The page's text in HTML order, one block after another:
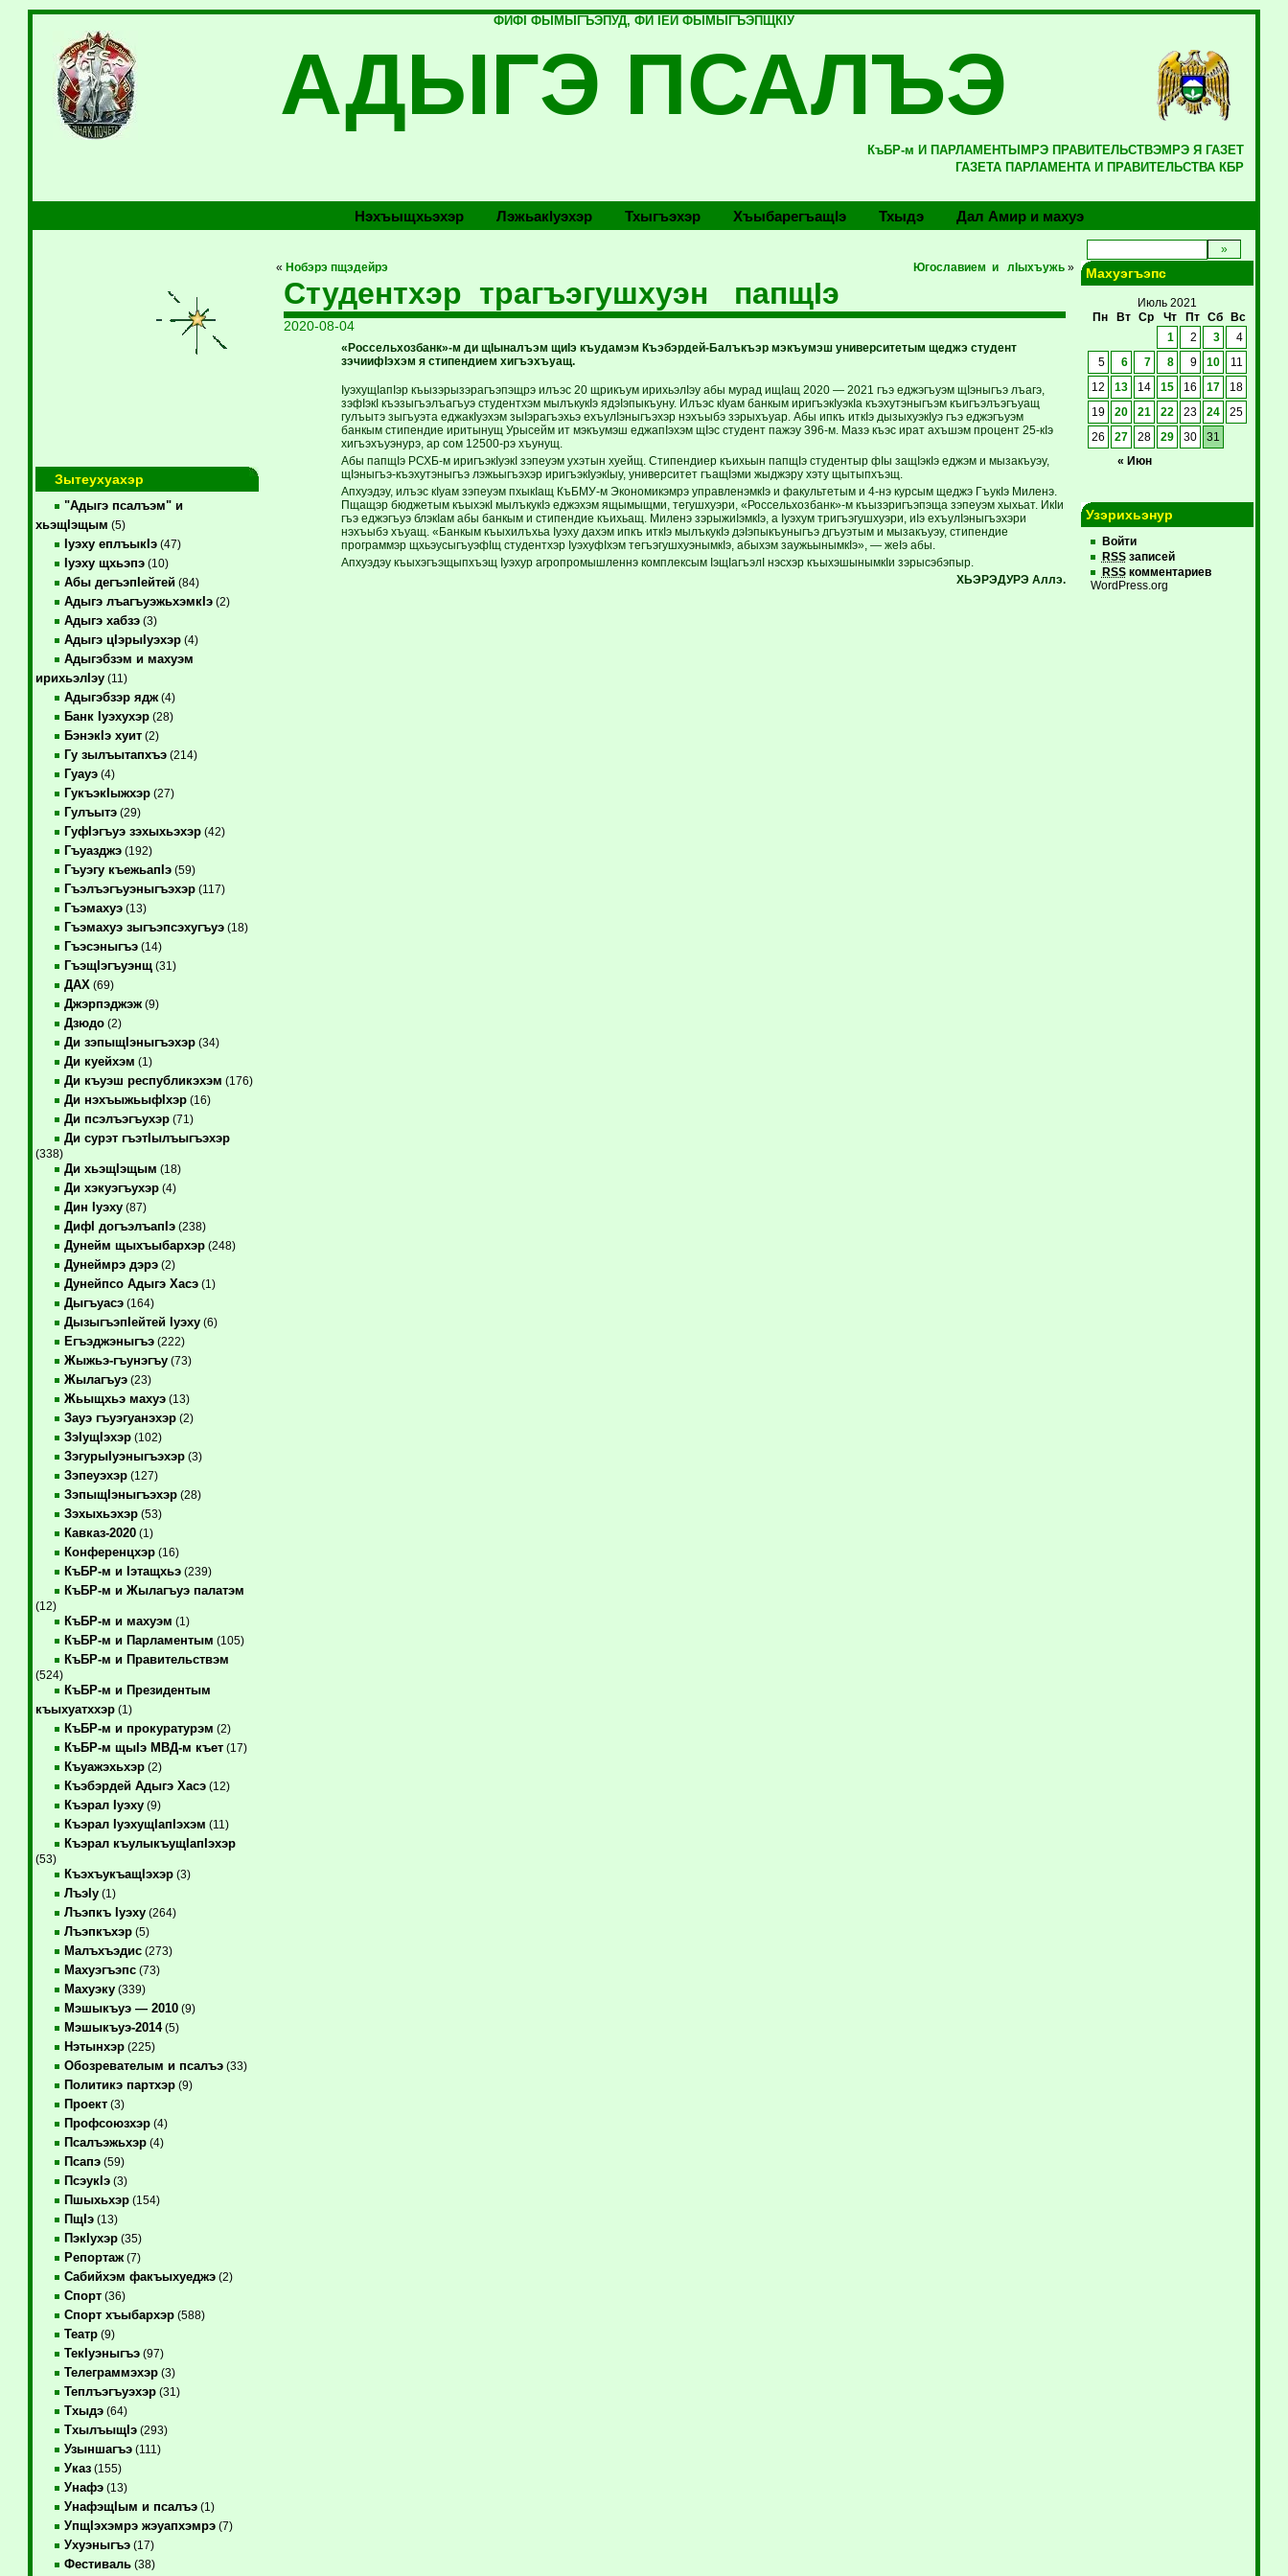
ФИФI ФЫМЫГЪЭПУД, ФИ IЕЙ ФЫМЫГЪЭПЩКIУ
АДЫГЭ ПСАЛЪЭ
КъБР-м И ПАРЛАМЕНТЫМРЭ ПРАВИТЕЛЬСТВЭМРЭ Я ГАЗЕТ
ГАЗЕТА ПАРЛАМЕНТА И ПРАВИТЕЛЬСТВА КБР
Нэхъыщхьэхэр Лэжьакlуэхэр Тхыгъэхэр Хъыбарегъащlэ Тхыдэ Дал Амир и махуэ
Зытеухуахэр
"Адыгэ псалъэм" и
хьэщIэщым (5)
Iуэху еплъыкIэ(47)
Iуэху щхьэпэ(10)
Абы дегъэпIейтей(84)
Адыгэ лъагъуэжьхэмкIэ(2)
Адыгэ хабзэ(3)
Адыгэ цIэрыIуэхэр(4)
Адыгэбзэм и махуэм
ирихьэлIэу(11)
Адыгэбзэр ядж(4)
Банк Iуэхухэр(28)
БэнэкIэ хуит(2)
Гу зылъытапхъэ(214)
Гуауэ(4)
ГукъэкIыжхэр(27)
Гулъытэ(29)
ГуфIэгъуэ зэхыхьэхэр(42)
Гъуазджэ(192)
Гъуэгу къежьапIэ(59)
Гъэлъэгъуэныгъэхэр(117)
Гъэмахуэ(13)
Гъэмахуэ зыгъэпсэхугъуэ(18)
Гъэсэныгъэ(14)
ГъэщIэгъуэнщ(31)
ДАХ (69)
Джэрпэджэж(9)
Дзюдо(2)
Ди зэпыщIэныгъэхэр(34)
Ди куейхэм (1)
Ди къуэш республикэхэм (176)
Ди нэхъыжьыфIхэр(16)
Ди псэлъэгъухэр(71)
Ди сурэт гъэтIылъыгъэхэр
(338)
Ди хьэщIэщым (18)
Ди хэкуэгъухэр(4)
Дин Iуэху(87)
ДифI догъэлъапIэ(238)
Дунейм щыхъыбархэр(248)
Дунеймрэ дэрэ(2)
Дунейпсо Адыгэ Хасэ(1)
Дыгъуасэ(164)
ДызыгъэпIейтей Iуэху(6)
Егъэджэныгъэ(222)
Жыжьэ-гъунэгъу(73)
Жылагъуэ(23)
Жьыщхьэ махуэ(13)
Зауэ гъуэгуанэхэр(2)
ЗэIущIэхэр(102)
ЗэгурыIуэныгъэхэр(3)
Зэпеуэхэр(127)
ЗэпыщIэныгъэхэр(28)
Зэхыхьэхэр(53)
Кавказ-2020(1)
Конференцхэр(16)
КъБР-м и Iэтащхьэ(239)
КъБР-м и Жылагъуэ палатэм
(12)
КъБР-м и махуэм (1)
КъБР-м и Парламентым (105)
КъБР-м и Правительствэм
(524)
КъБР-м и Президентым
къыхуатххэр(1)
КъБР-м и прокуратурэм (2)
КъБР-м щыIэ МВД-м къет(17)
Къуажэхьхэр(2)
Къэбэрдей Адыгэ Хасэ(12)
Къэрал Iуэху(9)
Къэрал IуэхущIапIэхэм (11)
Къэрал къулыкъущIапIэхэр
(53)
КъэхъукъащIэхэр(3)
ЛъэIу(1)
Лъэпкъ Iуэху(264)
Лъэпкъхэр(5)
Малъхъэдис(273)
Махуэгъэпс(73)
Махуэку(339)
Мэшыкъуэ — 2010(9)
Мэшыкъуэ-2014(5)
Нэтынхэр(225)
Обозревателым и псалъэ(33)
Политикэ партхэр(9)
Проект(3)
Профсоюзхэр(4)
Псалъэжьхэр(4)
Псапэ(59)
ПсэукIэ(3)
Пшыхьхэр(154)
ПщIэ(13)
ПэкIухэр(35)
Репортаж(7)
Сабийхэм факъыхуеджэ(2)
Спорт(36)
Спорт хъыбархэр(588)
Театр(9)
ТекIуэныгъэ(97)
Телеграммэхэр(3)
Теплъэгъуэхэр(31)
Тхыдэ(64)
ТхылъыщIэ(293)
Узыншагъэ(111)
Указ(155)
Унафэ(13)
УнафэщIым и псалъэ(1)
УпщIэхэмрэ жэуапхэмрэ(7)
Ухуэныгъэ(17)
Фестиваль(38)
« Нобэрэ пщэдейрэ Югославием и лIыхъужь»
Студентхэр трагъэгушхуэн папщIэ
2020-08-04
«Россельхозбанк»-м ди щIыналъэм щиIэ къудамэм Къэбэрдей-Балъкъэр мэкъумэш университетым щеджэ студент
зэчиифIэхэм я стипендием хигъэхъуащ.
IуэхущIапIэр къызэрызэрагъэпэщрэ илъэс 20 щрикъум ирихьэлIэу абы мурад ищIащ 2020 — 2021 гъэ еджэгъуэм щIэныгъэ лъагэ,
зэфIэкI къэзыгъэлъагъуэ студентхэм мылъкукIэ ядэIэпыкъуну. Илъэс кIуам банкым иригъэкIуэкIа къэхутэныгъэм къигъэлъэгъуащ
гулъытэ зыгъуэта еджакIуэхэм зыIэрагъэхьэ ехъулIэныгъэхэр нэхъыбэ зэрыхъуар. Абы ипкъ иткIэ дызыхуэкIуэ гъэ еджэгъуэм
банкым стипендие иритынущ Урысейм ит мэкъумэш еджапIэхэм щIэс студент пажэу 396-м. Мазэ къэс ират ахъшэм процент 25-кIэ
хигъэхъуэнурэ, ар сом 12500-рэ хъунущ.
Абы папщIэ РСХБ-м иригъэкIуэкI зэпеуэм ухэтын хуейщ. Стипендиер къихьын папщIэ студентыр фIы защIэкIэ еджэм и мызакъуэу,
щIэныгъэ-къэхутэныгъэ лэжьыгъэхэр иригъэкIуэкIыу, университет гъащIэми жыджэру хэту щытыпхъэщ.
Апхуэдэу, илъэс кIуам зэпеуэм пхыкIащ КъБМУ-м Экономикэмрэ управленэмкIэ и факультетым и 4-нэ курсым щеджэ ГъукIэ Миленэ.
Пщащэр бюджетым къыхэкI мылъкукIэ еджэхэм ящымыщми, тегушхуэри, «Россельхозбанк»-м къызэригъэпэща зэпеуэм хыхьат. ИкIи
гъэ еджэгъуэ блэкIам абы банкым и стипендие къихьащ. Миленэ зэрыжиIэмкIэ, а Iуэхум тригъэгушхуэри, иIэ ехъулIэныгъэхэри
нэхъыбэ хъуащ. «Банкым къыхилъхьа Iуэху дахэм ипкъ иткIэ мылъкукIэ дэIэпыкъуныгъэ дгъуэтым и мызакъуэу, стипендие
программэр щхьэусыгъуэфIщ студентхэр IуэхуфIхэм тегъэгушхуэнымкIэ, абыхэм заужьынымкIэ», — жеIэ абы.
Апхуэдэу къыхэгъэщыпхъэщ Iуэхур агропромышленнэ комплексым IэщIагъэлI нэсхэр къыхэшынымкIи зэрысэбэпыр.
ХЬЭРЭДУРЭ Аллэ.
Махуэгъэпс
Июль 2021
Пн
Вт Ср Чт Пт Сб Вс
« Июн
1 2 3 4
5 6 7 8 9 10 11
12 13 14 15 16 17 18
19 20 21 22 23 24 25
26 27 28 29 30 31
Узэрихьэнур
Войти
RSSзаписей
RSSкомментариев
WordPress.org